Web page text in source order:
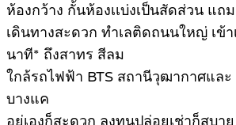
ห้องกว้าง กั้นห้องเเบ่งเป็นสัดส่วน แถ
เดินทางสะดวก ทำเลติดถนนใหญ่ เข้า
นาที* ถึงสาทร สีลม
ใกล้รถไฟฟ้า BTS สถานีวุฒากาศแล
บางแค
อยู่เองก็สะดวก ลงทุนปล่อยเช่าก็สบาย